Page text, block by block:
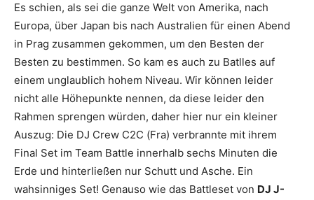
Es schien, als sei die ganze Welt von Amerika, nach
Europa, über Japan bis nach Australien für einen Abend
in Prag zusammen gekommen, um den Besten der
Besten zu bestimmen. So kam es auch zu Batlles auf
einem unglaublich hohem Niveau. Wir können leider
nicht alle Höhepunkte nennen, da diese leider den
Rahmen sprengen würden, daher hier nur ein kleiner
Auszug: Die DJ Crew C2C (Fra) verbrannte mit ihrem
Final Set im Team Battle innerhalb sechs Minuten die
Erde und hinterließen nur Schutt und Asche. Ein
wahsinniges Set! Genauso wie das Battleset von DJ J-